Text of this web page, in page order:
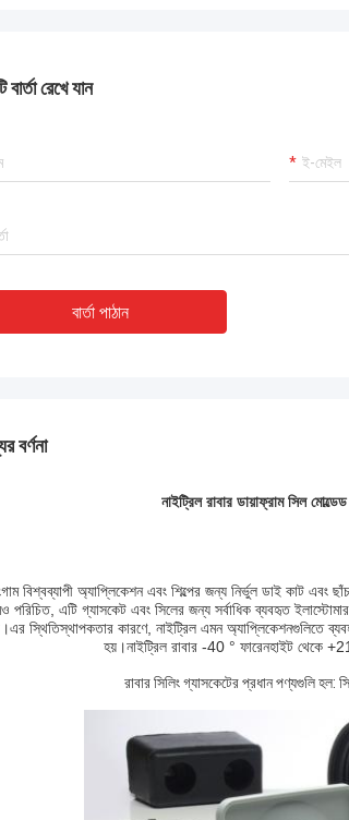
বার্তা রেখে যান
বার্তা পাঠান
বর্ণনা
নাইট্রিল রাবার ডায়াফ্রাম সিল
বিশ্বব্যাপী অ্যাপ্লিকেশন এবং শিল্পের জন্য নির্ভুল ডাই কাট এবং
পরিচিত, এটি গ্যাসকেট এবং সিলের জন্য সর্বাধিক ব্যবহৃত
স্থিতিস্থাপকতার কারণে, নাইট্রিল এমন অ্যাপ্লিকেশনগুলিতে
হয়।নাইট্রিল রাবার -40 ° ফারেনহাইট থেকে
রাবার সিলিং গ্যাসকেটের প্রধান পণ্যগুলি হল: